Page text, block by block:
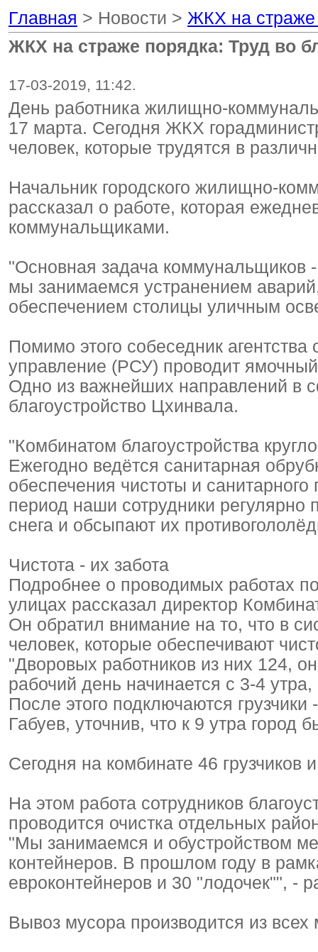
Главная > Новости > ЖКХ на страже
ЖКХ на страже порядка: Труд во
17-03-2019, 11:42.
День работника жилищно-
17 марта. Сегодня ЖКХ
человек, которые трудятся в
Начальник городского жилищно-
рассказал о работе, которая
коммунальщиками.
"Основная задача коммунальщиков
мы занимаемся устранением
обеспечением столицы уличным
Помимо этого собеседник
управление (РСУ) проводит
Одно из важнейших направлений в
благоустройство Цхинвала.
"Комбинатом благоустройства
Ежегодно ведётся санитарная
обеспечения чистоты и
период наши сотрудники регулярно
снега и обсыпают их
Чистота - их забота
Подробнее о проводимых работах
улицах рассказал директор
Он обратил внимание на то, что в
человек, которые обеспечивают
"Дворовых работников из них 124,
рабочий день начинается с 3-4
После этого подключаются
Габуев, уточнив, что к 9 утра город
Сегодня на комбинате 46 грузчиков
На этом работа сотрудников
проводится очистка отдельных
"Мы занимаемся и обустройством
контейнеров. В прошлом году в
евроконтейнеров и 30 "лодочек"", -
Вывоз мусора производится из